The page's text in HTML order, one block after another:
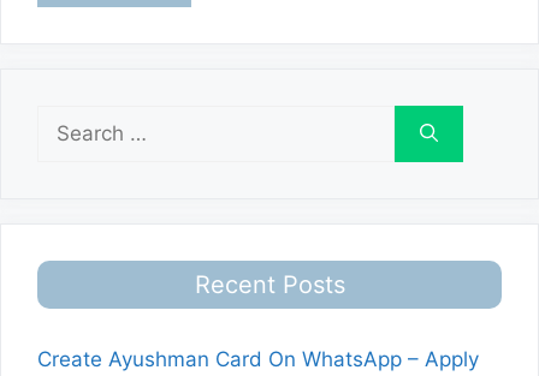
Search
for:
Recent Posts
Create Ayushman Card On WhatsApp – Apply